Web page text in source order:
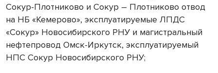
Сокур-Плотниково и Сокур – Плотниково отвод
на НБ «Кемерово», эксплуатируемые ЛПДС
«Сокур» Новосибирского РНУ и магистральный
нефтепровод Омск-Иркутск, эксплуатируемый
НПС Сокур Новосибирского РНУ;